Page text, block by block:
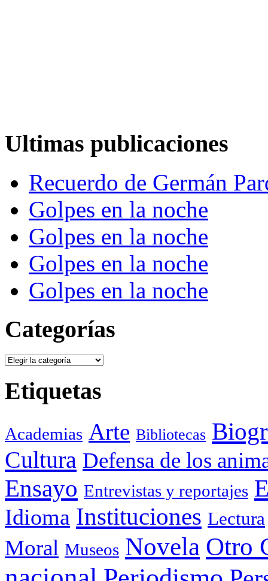
Ultimas publicaciones
Recuerdo de Germán
Golpes en la noche
Golpes en la noche
Golpes en la noche
Golpes en la noche
Categorías
Categorías
Etiquetas
Academias Arte Bibliotecas
Cultura Defensa de los
Ensayo Entrevistas y reportajes
Idioma Instituciones Lectura
Moral Museos Novela Otro